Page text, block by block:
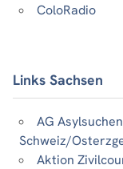
ColoRadio
Links Sachsen
AG
Schweiz/
Aktion